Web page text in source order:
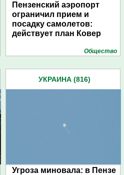
Пензенский аэропорт
ограничил прием и
посадку самолетов:
действует план Ковер
Общество
УКРАИНА (816)
Угроза миновала: в Пензе